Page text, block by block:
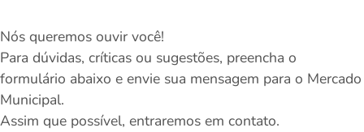
Nós queremos ouvir você!
Para dúvidas, críticas ou sugestões, preencha o
formulário abaixo e envie sua mensagem para o Mercado
Municipal.
Assim que possível, entraremos em contato.